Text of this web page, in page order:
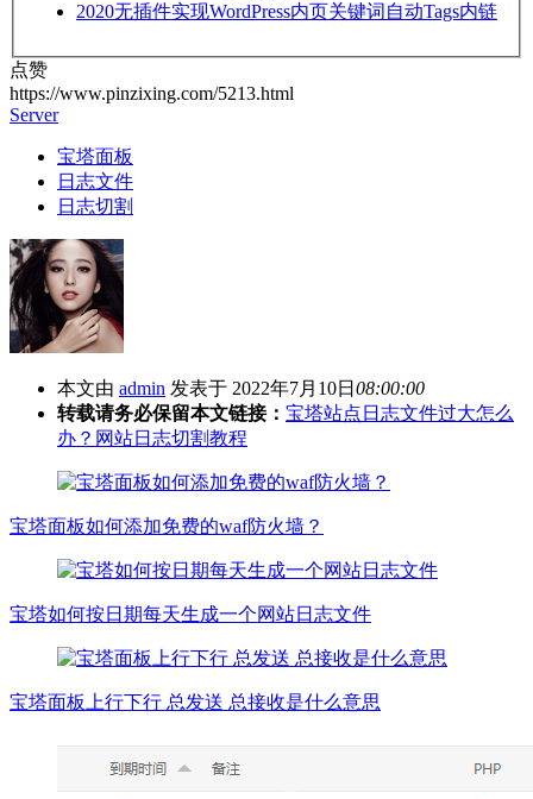
2020无插件实现WordPress内页关键词自动Tags内链
点赞
https://www.pinzixing.com/5213.html
Server
宝塔面板
日志文件
日志切割
本文由 admin 发表于 2022年7月10日 08:00:00
转载请务必保留本文链接： 宝塔站点日志文件过大怎么
办？网站日志切割教程
宝塔面板如何添加免费的waf防火墙？
宝塔如何按日期每天生成一个网站日志文件
宝塔面板上行下行 总发送 总接收是什么意思